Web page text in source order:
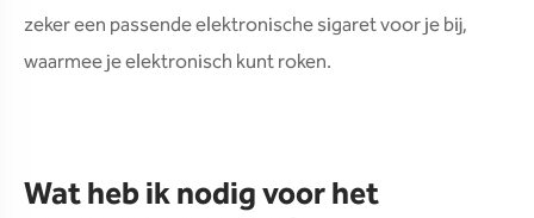
zeker een passende elektronische sigaret voor je bij,
waarmee je elektronisch kunt roken.
Wat heb ik nodig voor het